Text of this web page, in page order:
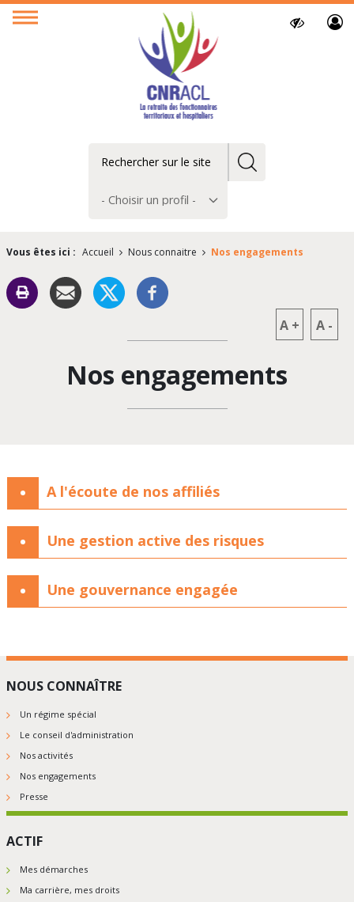
Paramètres
profil
Ouvrir
Vous êtes ici : Accueil Nous connaitre Nos engagements
A + A -
Nos engagements
A l'écoute de nos affiliés
Une gestion active des risques
Une gouvernance engagée
NOUS CONNAÎTRE
Un régime spécial
Le conseil d'administration
Nos activités
Nos engagements
Presse
ACTIF
Mes démarches
Ma carrière, mes droits